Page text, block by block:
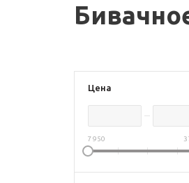
Цена
7 950